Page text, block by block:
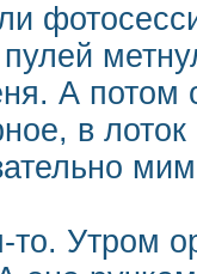
А
в лоток
то. Утром